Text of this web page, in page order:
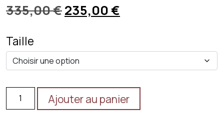
335,00€Le
initial
était :
335,00 €.
235,00 €
actuel
est :
235,00 €.
Taille
quantité
Ajouter au panier